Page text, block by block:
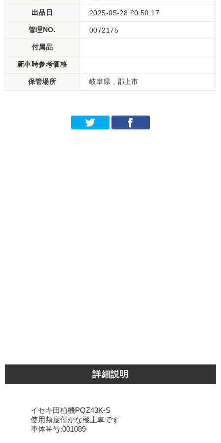
出品日 2025-05-28 20:50:17
管理NO. 0072175
付属品
新車時参考価格
保管場所 岐阜県 , 郡上市
詳細説明
イセキ田植機PQZ43K-S
使用頻度僅かな極上車です
車体番号:001089